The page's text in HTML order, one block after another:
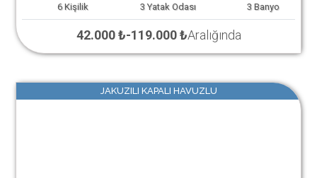
6 Kişilik 3 Yatak Odası 3 Banyo
42.000 ₺-119.000 ₺Aralığında
JAKUZILI KAPALI HAVUZLU